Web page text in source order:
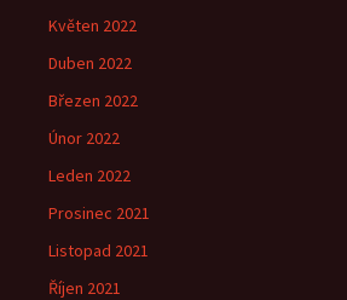
Květen 2022
Duben 2022
Březen 2022
Únor 2022
Leden 2022
Prosinec 2021
Listopad 2021
Říjen 2021